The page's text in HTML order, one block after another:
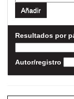
Resultados por
Autor/registro